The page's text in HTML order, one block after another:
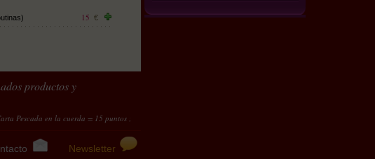
15 €
productos y
en la cuerda = 15 puntos ; Arenas del desierto Pro : kit completo = 120 puntos
Newsletter